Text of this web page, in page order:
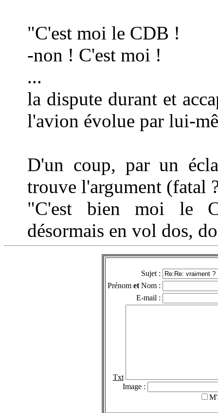
"C'est moi le CDB !
-non ! C'est moi !
...
la dispute durant et
l'avion évolue par lui-
D'un coup, par un
trouve l'argument (fatal
"C'est bien moi le
désormais en vol dos,
Sujet :
Prénom et Nom :
E-mail :
Txt
Image :